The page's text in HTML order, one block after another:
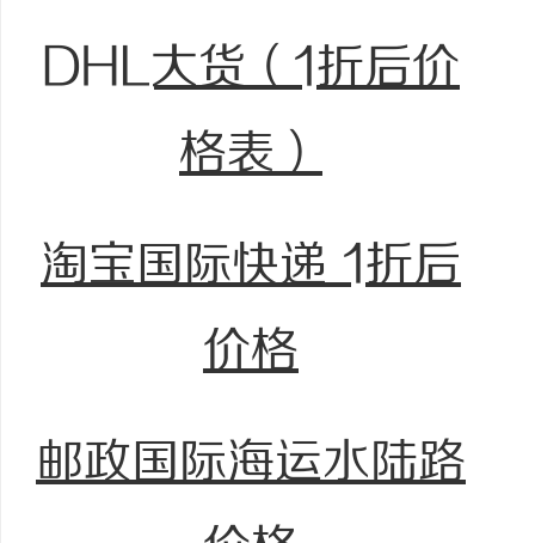
DHL大货（1折后价
格表）
淘宝国际快递 1折后
价格
邮政国际海运水陆路